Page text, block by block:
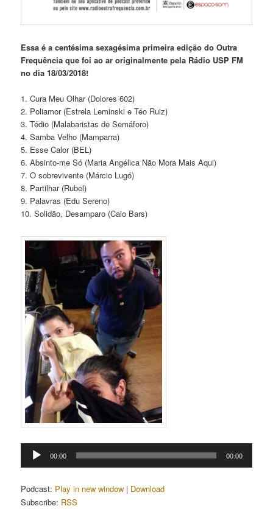
Essa é a centésima sexagésima primeira edição do Outra
Frequência que foi ao ar originalmente pela Rádio USP FM
no dia 18/03/2018!
1. Cura Meu Olhar (Dolores 602)
2. Poliamor (Estrela Leminski e Téo Ruiz)
3. Tédio (Malabaristas de Semáforo)
4. Samba Velho (Mamparra)
5. Esse Calor (BEL)
6. Absinto-me Só (Maria Angélica Não Mora Mais Aqui)
7. O sobrevivente (Márcio Lugó)
8. Partilhar (Rubel)
9. Palavras (Edu Sereno)
10. Solidão, Desamparo (Caio Bars)
Tocador
00:00 00:00
Podcast: Play in new window | Download
Subscribe: RSS